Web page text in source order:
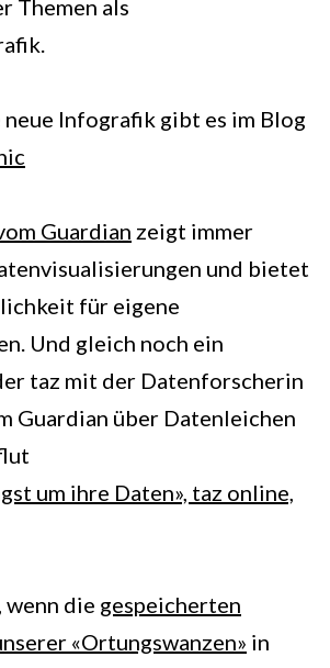
Themen als
neue Infografik gibt es im Blog
Guardian zeigt immer
und bietet
für eigene
Und gleich noch ein
taz mit der Datenforscherin
Guardian über Datenleichen
um ihre Daten», taz online,
wenn die gespeicherten
«Ortungswanzen» in